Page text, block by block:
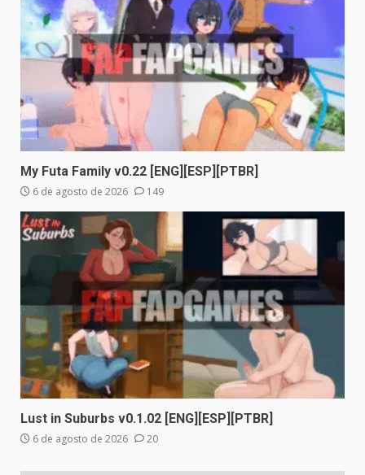
My Futa Family v0.22 [ENG][ESP][PTBR]
6 de agosto de 2026 149
Lust in Suburbs v0.1.02 [ENG][ESP][PTBR]
6 de agosto de 2026 20